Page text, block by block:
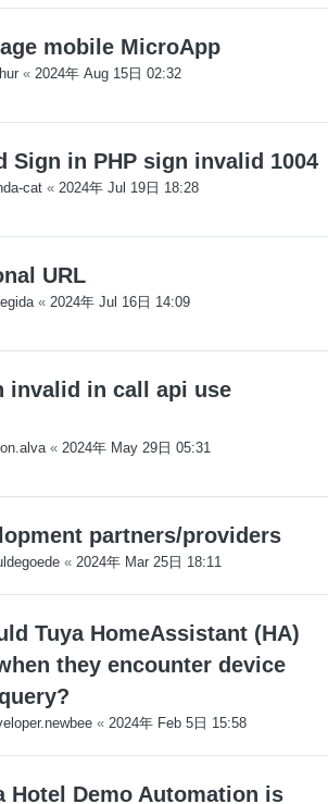
mobile MicroApp
« 2024年 Aug 15日 02:32
Sign in PHP sign invalid 1004
cat « 2024年 Jul 19日 18:28
URL
« 2024年 Jul 16日 14:09
invalid in call api use
« 2024年 May 29日 05:31
partners/providers
« 2024年 Mar 25日 18:11
Tuya HomeAssistant (HA)
they encounter device
« 2024年 Feb 5日 15:58
Hotel Demo Automation is